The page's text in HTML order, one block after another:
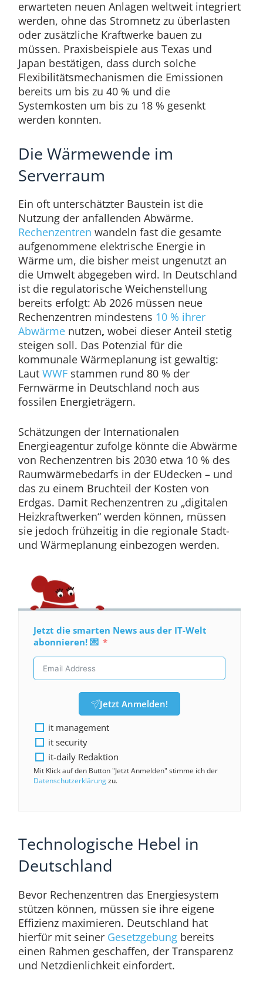
erwarteten neuen Anlagen weltweit integriert
werden, ohne das Stromnetz zu überlasten
oder zusätzliche Kraftwerke bauen zu
müssen. Praxisbeispiele aus Texas und
Japan bestätigen, dass durch solche
Flexibilitätsmechanismen die Emissionen
bereits um bis zu 40 % und die
Systemkosten um bis zu 18 % gesenkt
werden konnten.
Die Wärmewende im
Serverraum
Ein oft unterschätzter Baustein ist die
Nutzung der anfallenden Abwärme.
Rechenzentren wandeln fast die gesamte
aufgenommene elektrische Energie in
Wärme um, die bisher meist ungenutzt an
die Umwelt abgegeben wird. In Deutschland
ist die regulatorische Weichenstellung
bereits erfolgt: Ab 2026 müssen neue
Rechenzentren mindestens 10 % ihrer
Abwärmenutzen, wobei dieser Anteil stetig
steigen soll. Das Potenzial für die
kommunale Wärmeplanung ist gewaltig:
Laut WWFstammen rund 80 % der
Fernwärme in Deutschland noch aus
fossilen Energieträgern.
Schätzungen der Internationalen
Energieagentur zufolge könnte die Abwärme
von Rechenzentren bis 2030 etwa 10 % des
Raumwärmebedarfs in der EUdecken – und
das zu einem Bruchteil der Kosten von
Erdgas. Damit Rechenzentren zu „digitalen
Heizkraftwerken“ werden können, müssen
sie jedoch frühzeitig in die regionale Stadt-
und Wärmeplanung einbezogen werden.
Jetzt die smarten News aus der IT-Welt
abonnieren! 💌
Jetzt Anmelden!
it management
it security
it-daily Redaktion
Mit Klick auf den Button "Jetzt Anmelden" stimme ich der
Datenschutzerklärungzu.
Technologische Hebel in
Deutschland
Bevor Rechenzentren das Energiesystem
stützen können, müssen sie ihre eigene
Effizienz maximieren. Deutschland hat
hierfür mit seiner Gesetzgebungbereits
einen Rahmen geschaffen, der Transparenz
und Netzdienlichkeit einfordert.